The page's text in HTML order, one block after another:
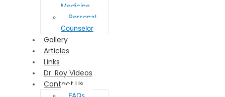
Medicine
Personal
Counselor
Gallery
Articles
Links
Dr. Roy Videos
Contact Us